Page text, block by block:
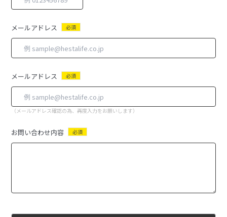
メールアドレス 必須
メールアドレス 必須
（メールアドレス確認の為、再度入力をお願いします）
お問い合わせ内容 必須